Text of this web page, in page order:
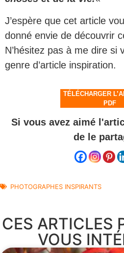
J’espère que cet article
donné envie de découvrir
N’hésitez pas à me dire si
genre d’article inspiration.
TÉLÉCHARGER
PDF
Si vous avez aimé
de le
PHOTOGRAPHES INSPIRANTS
CES ARTICLES
VOUS